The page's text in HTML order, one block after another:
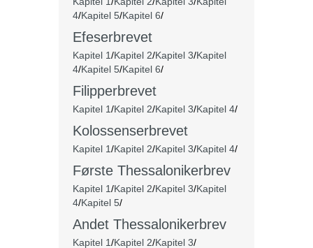
4/Kapitel 5/Kapitel 6/
Efeserbrevet
Kapitel 1/Kapitel 2/Kapitel 3/Kapitel
4/Kapitel 5/Kapitel 6/
Filipperbrevet
Kapitel 1/Kapitel 2/Kapitel 3/Kapitel 4/
Kolossenserbrevet
Kapitel 1/Kapitel 2/Kapitel 3/Kapitel 4/
Første Thessalonikerbrev
Kapitel 1/Kapitel 2/Kapitel 3/Kapitel
4/Kapitel 5/
Andet Thessalonikerbrev
Kapitel 1/Kapitel 2/Kapitel 3/